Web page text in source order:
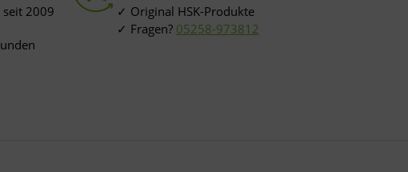
seit 2009
Original HSK-Produkte
Fragen? 05258-973812